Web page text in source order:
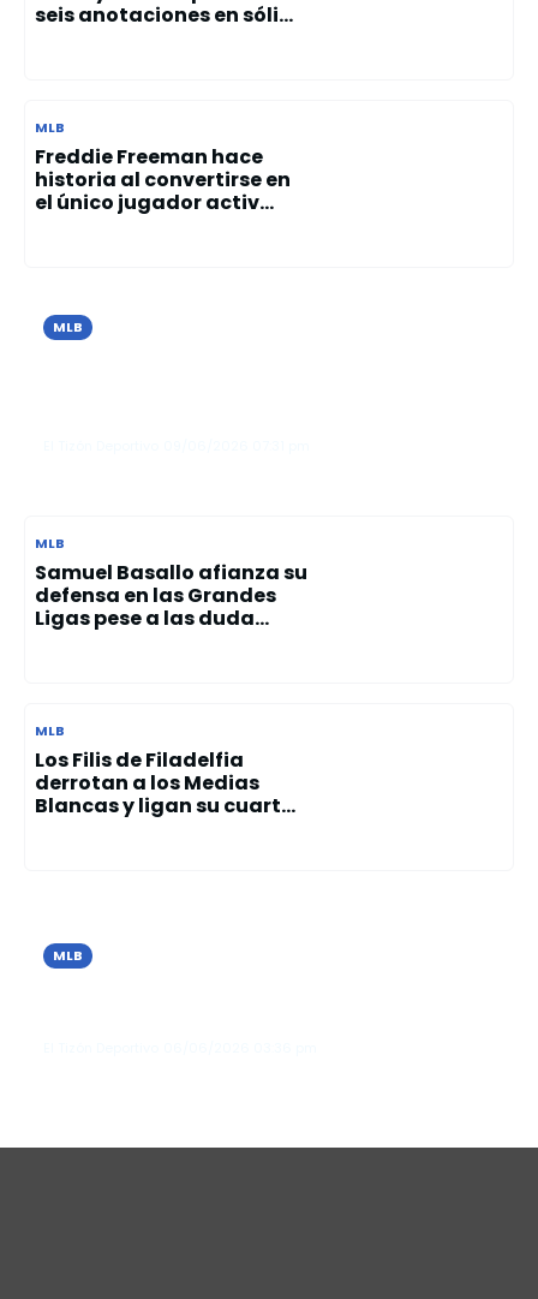
seis anotaciones en sóli...
MLB
Freddie Freeman hace
historia al convertirse en
el único jugador activ...
MLB
MLB
Samuel Basallo afianza su
defensa en las Grandes
Ligas pese a las duda...
MLB
Los Filis de Filadelfia
derrotan a los Medias
Blancas y ligan su cuart...
MLB